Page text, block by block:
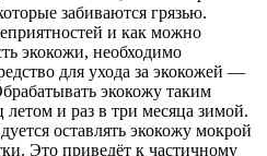
забиваются грязью.
и как можно
экокожи, необходимо
для ухода за экокожей —
экокожу таким
и раз в три месяца зимой.
оставлять экокожу мокрой
Это приведёт к частичному